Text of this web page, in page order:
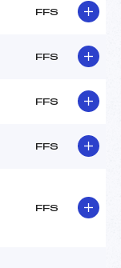
FFS
FFS
FFS
FFS
FFS